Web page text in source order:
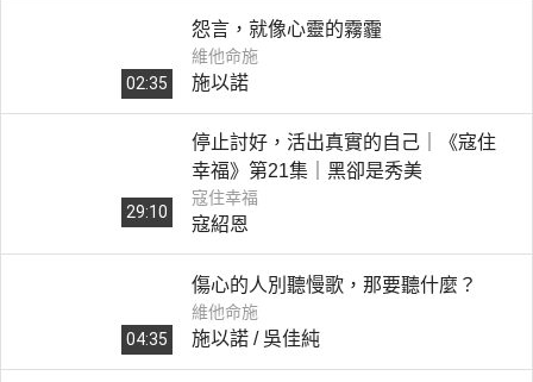
02:35
怨言，就像心靈的霧霾
維他命施
施以諾
29:10
停止討好，活出真實的自己｜《寇住
幸福》第21集｜黑卻是秀美
寇住幸福
寇紹恩
04:35
傷心的人別聽慢歌，那要聽什麼？
維他命施
施以諾 / 吳佳純